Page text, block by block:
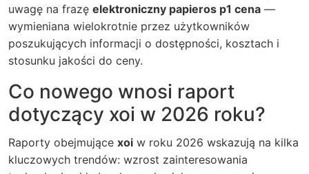
uwagę na frazę elektroniczny papieros p1 cena —
wymieniana wielokrotnie przez użytkowników
poszukujących informacji o dostępności, kosztach i
stosunku jakości do ceny.
Co nowego wnosi raport
dotyczący xoi w 2026 roku?
Raporty obejmujące xoi w roku 2026 wskazują na kilka
kluczowych trendów: wzrost zainteresowania